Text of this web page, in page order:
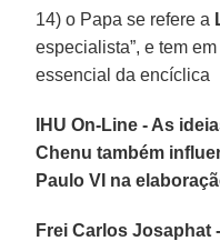
14) o Papa se refere a
especialista”, e tem em
essencial da encíclica
IHU On-Line - As
Chenu também
Paulo VI na
Frei Carlos Josaphat -